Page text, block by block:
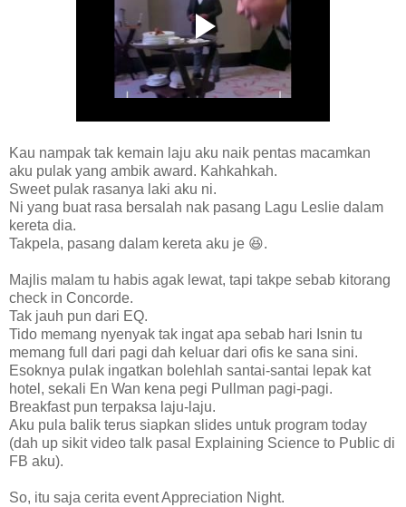
Kau nampak tak kemain laju aku naik pentas macamkan
aku pulak yang ambik award. Kahkahkah.
Sweet pulak rasanya laki aku ni.
Ni yang buat rasa bersalah nak pasang Lagu Leslie dalam
kereta dia.
Takpela, pasang dalam kereta aku je 😆.
Majlis malam tu habis agak lewat, tapi takpe sebab kitorang
check in Concorde.
Tak jauh pun dari EQ.
Tido memang nyenyak tak ingat apa sebab hari Isnin tu
memang full dari pagi dah keluar dari ofis ke sana sini.
Esoknya pulak ingatkan bolehlah santai-santai lepak kat
hotel, sekali En Wan kena pegi Pullman pagi-pagi.
Breakfast pun terpaksa laju-laju.
Aku pula balik terus siapkan slides untuk program today
(dah up sikit video talk pasal Explaining Science to Public di
FB aku).
So, itu saja cerita event Appreciation Night.